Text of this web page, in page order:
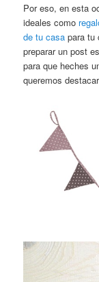
Por eso, en esta
ideales como
de tu casa para tu
preparar un post
para que heches
queremos